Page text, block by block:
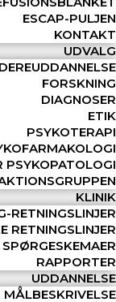
ESCAP-PULJEN
KONTAKT
UDVALG
FORSKNING
DIAGNOSER
ETIK
PSYKOTERAPI
PSYKOPATOLOGI
KLINIK
RETNINGSLINJER
RETNINGSLINJER
RAPPORTER
UDDANNELSE
MÅLBESKRIVELSE